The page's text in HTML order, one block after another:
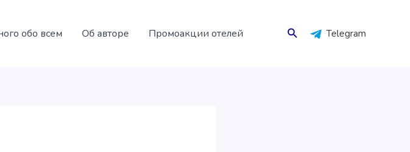
обо всем Об авторе Промоакции отелей Поиск Telegram